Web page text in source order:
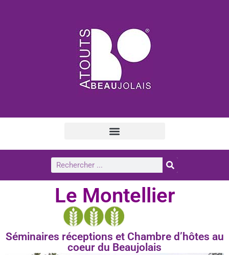
Le Montellier
Séminaires réceptions et Chambre d’hôtes au
coeur du Beaujolais